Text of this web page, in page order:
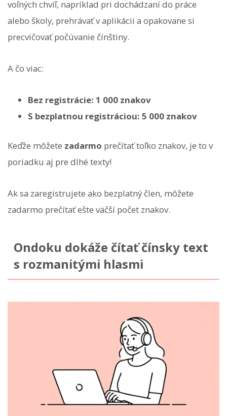
voľných chvíľ, napríklad pri dochádzaní do práce
alebo školy, prehrávať v aplikácii a opakovane si
precvičovať počúvanie čínštiny.
A čo viac:
Bez registrácie: 1 000 znakov
S bezplatnou registráciou: 5 000 znakov
Keďže môžete zadarmo prečítať toľko znakov, je to v
poriadku aj pre dlhé texty!
Ak sa zaregistrujete ako bezplatný člen, môžete
zadarmo prečítať ešte väčší počet znakov.
Ondoku dokáže čítať čínsky text
s rozmanitými hlasmi